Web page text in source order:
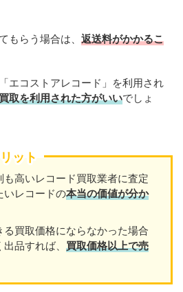
もらう場合は、 返送料がかかるこ
エコストアレコード」を利用され
取を利用された方がいいでしょ
ット
高いレコード買取業者に査定
いレコードの本当の価値が分か
る買取価格にならなかった場合
品すれば、 買取価格以上で売